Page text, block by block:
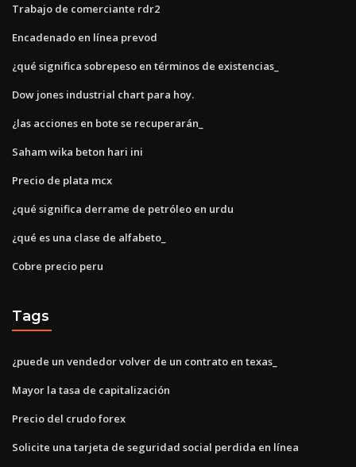
Trabajo de comerciante rdr2
Encadenado en línea prevod
¿qué significa sobrepeso en términos de existencias_
Dow jones industrial chart para hoy.
¿las acciones en bote se recuperarán_
Saham wika beton hari ini
Precio de plata mcx
¿qué significa derrame de petróleo en urdu
¿qué es una clase de alfabeto_
Cobre precio peru
Tags
¿puede un vendedor volver de un contrato en texas_
Mayor la tasa de capitalización
Precio del crudo forex
Solicite una tarjeta de seguridad social perdida en línea